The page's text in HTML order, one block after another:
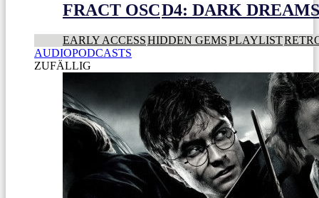
FRACT OSCD4: DARK
EARLY ACCESSHIDDEN GEMSPLAYLIST
AUDIOPODCASTS
ZUFÄLLIG